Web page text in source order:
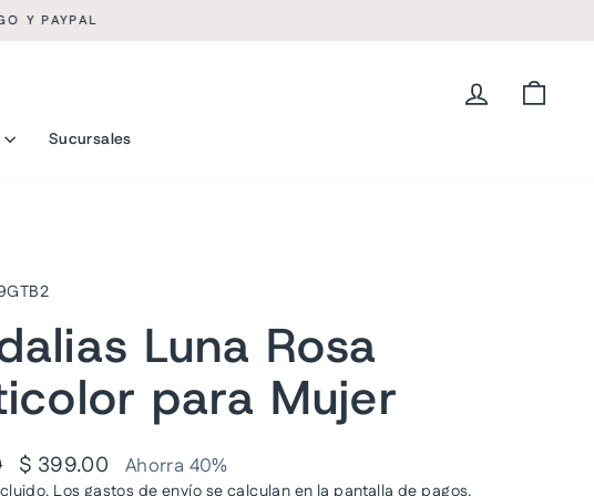
Y PAYPAL
Ingresar
Sucursales
Luna Rosa
para Mujer
Precio
de
$ 399.00 Ahorra 40%